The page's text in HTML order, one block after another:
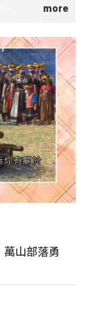
萬山部落勇